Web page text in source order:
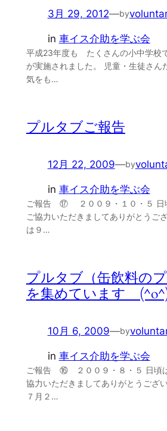
3月 29, 2012—by
in 車イス介助を学ぶ会
平成23年度も たくさんの小中学校
が実施されました。 児童・生徒さ
気をも…
プルタブご報告
12月 22, 2009—by
in 車イス介助を学ぶ会
ご報告 ⑰ ２００９・１０・５ 日
ご協力いただきましてありがとうご
は９…
プルタブ（缶飲料のプ
を集めています
10月 6, 2009—by
in 車イス介助を学ぶ会
ご報告 ⑯ ２００９・８・５ 日頃
協力いただきましてありがとうござ
７月２…